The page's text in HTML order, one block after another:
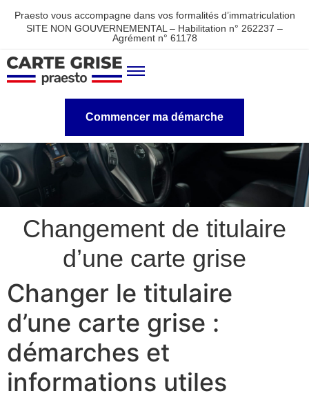
Praesto vous accompagne dans vos formalités d’immatriculation
SITE NON GOUVERNEMENTAL – Habilitation n° 262237 –
Agrément n° 61178
Commencer ma démarche
Changement de titulaire
d’une carte grise
Changer le titulaire
d’une carte grise :
démarches et
informations utiles